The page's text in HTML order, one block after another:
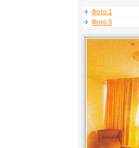
Фото 1
Фото 5